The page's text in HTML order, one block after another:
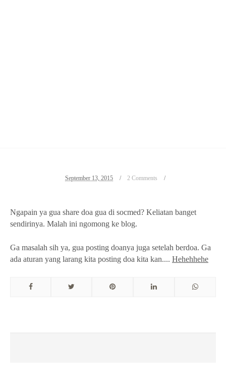
September 13, 2015 2 Comments
Ngapain ya gua share doa gua di socmed? Keliatan banget
sendirinya. Malah ini ngomong ke blog.
Ga masalah sih ya, gua posting doanya juga setelah berdoa. Ga
ada aturan yang larang kita posting doa kita kan.... Hehehhehe